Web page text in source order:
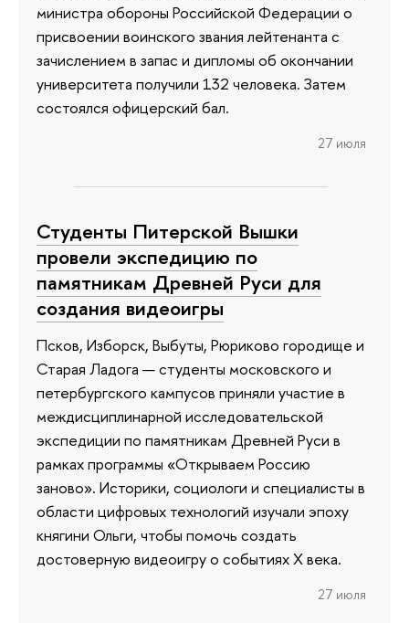
министра обороны Российской Федерации о
присвоении воинского звания лейтенанта с
зачислением в запас и дипломы об окончании
университета получили 132 человека. Затем
состоялся офицерский бал.
27 июля
Студенты Питерской Вышки
провели экспедицию по
памятникам Древней Руси для
создания видеоигры
Псков, Изборск, Выбуты, Рюриково городище и
Старая Ладога — студенты московского и
петербургского кампусов приняли участие в
междисциплинарной исследовательской
экспедиции по памятникам Древней Руси в
рамках программы «Открываем Россию
заново». Историки, социологи и специалисты в
области цифровых технологий изучали эпоху
княгини Ольги, чтобы помочь создать
достоверную видеоигру о событиях X века.
27 июля